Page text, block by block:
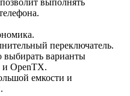
переключатель.
варианты
OpenTX.
емкости и